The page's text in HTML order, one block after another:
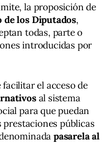
la proposición de
de los Diputados,
todas, parte o
introducidas por
el acceso de
al sistema
para que puedan
prestaciones públicas
pasarela al